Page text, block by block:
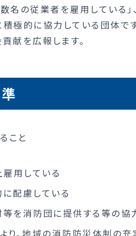
の従業者を雇用している」
極的に協力している団体で
献を広報します。
こと
用している
配慮している
を消防団に提供する等の協
り、地域の消防防災体制の充